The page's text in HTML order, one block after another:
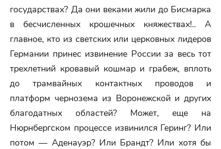
государствах? Да они веками жили до Бисмарка
в бесчисленных крошечных княжествах!.. А
главное, кто из светских или церковных лидеров
Германии принес извинение России за весь тот
трехлетний кровавый кошмар и грабеж, вплоть
до трамвайных контактных проводов и
платформ чернозема из Воронежской и других
благодатных областей? Может, еще на
Нюрнбергском процессе извинился Геринг? Или
потом — Аденауэр? Или Брандт? Или хотя бы